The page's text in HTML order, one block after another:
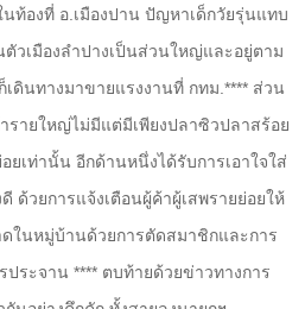
นท้องที่ อ.เมืองปาน ปัญหาเด็กวัยรุ่นแทบ
ตัวเมืองลำปางเป็นส่วนใหญ่และอยู่ตาม
ดินทางมาขายแรงงานที่ กทม.**** ส่วน
รายใหญ่ไม่มีแต่มีเพียงปลาซิวปลาสร้อย
ยเท่านั้น อีกด้านหนึ่งได้รับการเอาใจใส่
ด้วยการแจ้งเตือนผู้ค้าผู้เสพรายย่อยให้
ในหมู่บ้านด้วยการตัดสมาชิกและการ
ระจาน **** ตบท้ายด้วยข่าวทางการ